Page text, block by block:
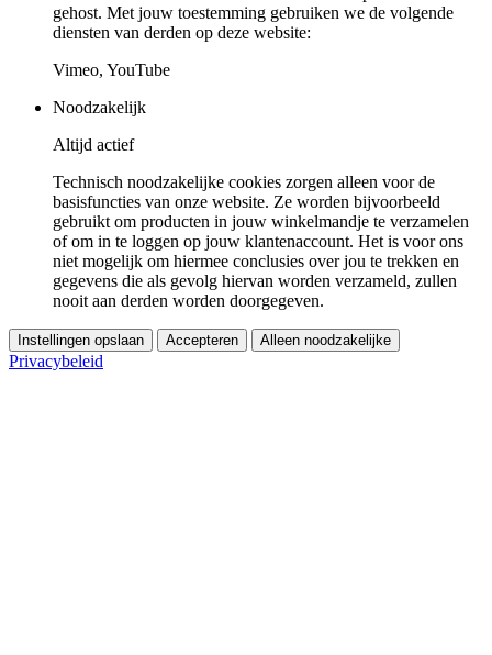
gehost. Met jouw toestemming gebruiken we de volgende
diensten van derden op deze website:
Vimeo, YouTube
Noodzakelijk
Altijd actief
Technisch noodzakelijke cookies zorgen alleen voor de
basisfuncties van onze website. Ze worden bijvoorbeeld
gebruikt om producten in jouw winkelmandje te verzamelen
of om in te loggen op jouw klantenaccount. Het is voor ons
niet mogelijk om hiermee conclusies over jou te trekken en
gegevens die als gevolg hiervan worden verzameld, zullen
nooit aan derden worden doorgegeven.
Instellingen opslaan Accepteren Alleen noodzakelijke
Privacybeleid